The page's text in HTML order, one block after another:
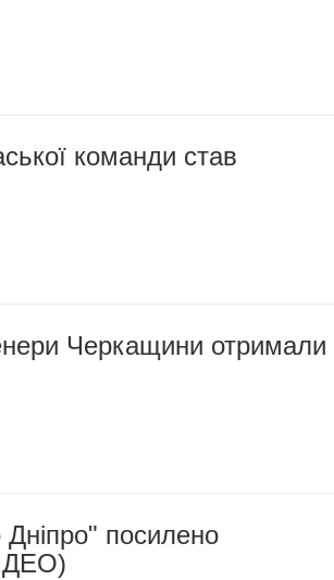
команди став
Черкащини отримали
Дніпро" посилено